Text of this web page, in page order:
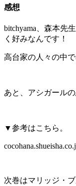
感想
bitchyama、森本先
く好みなんです！
高台家の人々の中
あと、アシガール
▼参考はこちら。
次巻はマリッジ・